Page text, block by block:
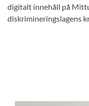
digitalt innehåll på
diskrimineringslagens